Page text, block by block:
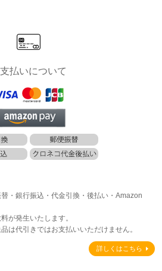
トラクト 業
務用
払いについて
・銀行振込・代金引換・後払い・Amazon
が発生いたします。
は代引きではお支払いいただけません。
詳しくはこちら